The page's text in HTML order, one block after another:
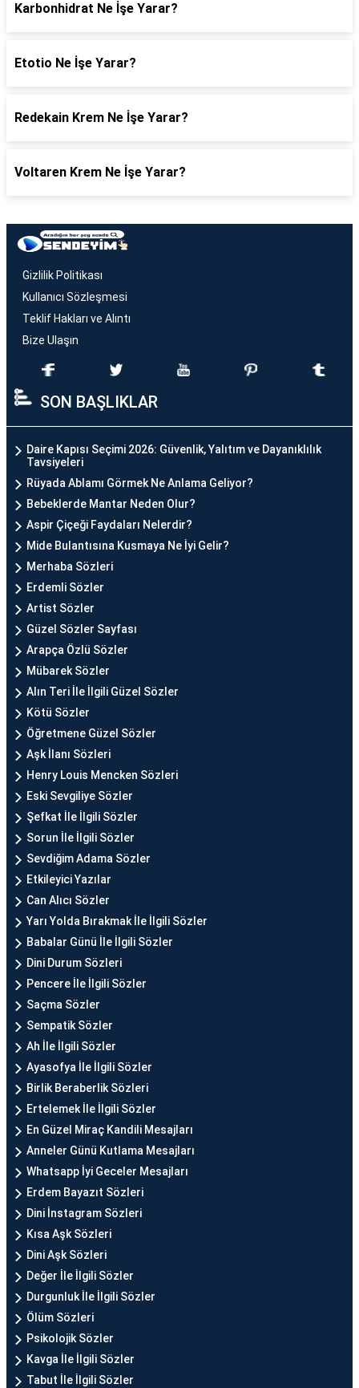
Karbonhidrat Ne İşe Yarar?
Etotio Ne İşe Yarar?
Redekain Krem Ne İşe Yarar?
Voltaren Krem Ne İşe Yarar?
Gizlilik Politikası
Kullanıcı Sözleşmesi
Teklif Hakları ve Alıntı
Bize Ulaşın
SON BAŞLIKLAR
Daire Kapısı Seçimi 2026: Güvenlik, Yalıtım ve Dayanıklılık
Tavsiyeleri
Rüyada Ablamı Görmek Ne Anlama Geliyor?
Bebeklerde Mantar Neden Olur?
Aspir Çiçeği Faydaları Nelerdir?
Mide Bulantısına Kusmaya Ne İyi Gelir?
Merhaba Sözleri
Erdemli Sözler
Artist Sözler
Güzel Sözler Sayfası
Arapça Özlü Sözler
Mübarek Sözler
Alın Teri İle İlgili Güzel Sözler
Kötü Sözler
Öğretmene Güzel Sözler
Aşk İlanı Sözleri
Henry Louis Mencken Sözleri
Eski Sevgiliye Sözler
Şefkat İle İlgili Sözler
Sorun İle İlgili Sözler
Sevdiğim Adama Sözler
Etkileyici Yazılar
Can Alıcı Sözler
Yarı Yolda Bırakmak İle İlgili Sözler
Babalar Günü İle İlgili Sözler
Dini Durum Sözleri
Pencere İle İlgili Sözler
Saçma Sözler
Sempatik Sözler
Ah İle İlgili Sözler
Ayasofya İle İlgili Sözler
Birlik Beraberlik Sözleri
Ertelemek İle İlgili Sözler
En Güzel Miraç Kandili Mesajları
Anneler Günü Kutlama Mesajları
Whatsapp İyi Geceler Mesajları
Erdem Bayazıt Sözleri
Dini İnstagram Sözleri
Kısa Aşk Sözleri
Dini Aşk Sözleri
Değer İle İlgili Sözler
Durgunluk İle İlgili Sözler
Ölüm Sözleri
Psikolojik Sözler
Kavga İle İlgili Sözler
Tabut İle İlgili Sözler